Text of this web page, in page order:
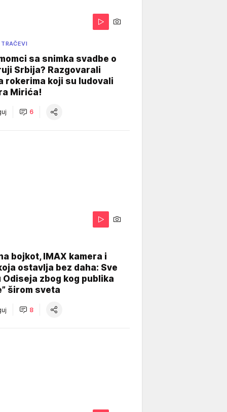
sa snimka svadbe o
Srbija? Razgovarali
rokerima koji su ludovali
Mirića!
6
bojkot, IMAX kamera i
ostavlja bez daha: Sve
Odiseja zbog kog publika
širom sveta
8